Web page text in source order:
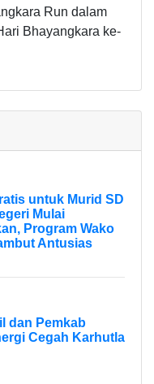
Run dalam
Bhayangkara ke-
untuk Murid SD
Mulai
Program Wako
Antusias
dan Pemkab
Cegah Karhutla